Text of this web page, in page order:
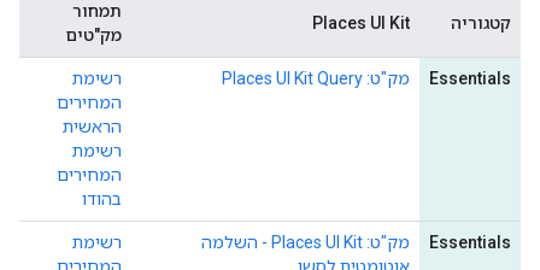
קטגוריה Places UI Kit
תמחור
מק"טים
Essentials מק"ט: Places UI Kit Query
רשימת
המחירים
הראשית
רשימת
המחירים
בהודו
Essentials
מק"ט: Places UI Kit - השלמה
רשימת